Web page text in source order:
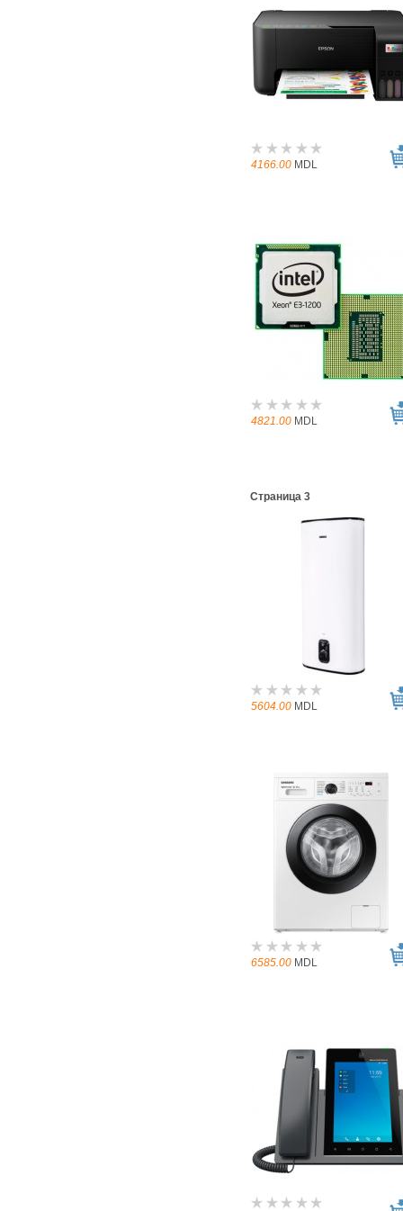
4166.00 MDL
4821.00 MDL
Страница 3
5604.00 MDL
6585.00 MDL